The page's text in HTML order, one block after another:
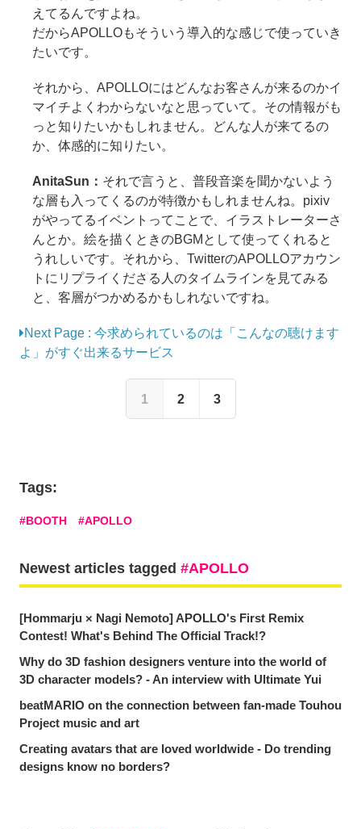
えてるんですよね。
だからAPOLLOもそういう導入的な感じで使っていき
たいです。
それから、APOLLOにはどんなお客さんが来るのかイ
マイチよくわからないなと思っていて。その情報がも
っと知りたいかもしれません。どんな人が来てるの
か、体感的に知りたい。
AnitaSun： それで言うと、普段音楽を聞かないよう
な層も入ってくるのが特徴かもしれませんね。pixiv
がやってるイベントってことで、イラストレーターさ
んとか。絵を描くときのBGMとして使ってくれると
うれしいです。それから、TwitterのAPOLLOアカウン
トにリプライくださる人のタイムラインを見てみる
と、客層がつかめるかもしれないですね。
Next Page : 今求められているのは「こんなの聴けます
よ」がすぐ出来るサービス
1 2 3
Tags:
BOOTH APOLLO
Newest articles tagged APOLLO
[Hommarju × Nagi Nemoto] APOLLO's First Remix
Contest! What's Behind The Official Track!?
Why do 3D fashion designers venture into the world of
3D character models? - An interview with Ultimate Yui
beatMARIO on the connection between fan-made Touhou
Project music and art
Creating avatars that are loved worldwide - Do trending
designs know no borders?